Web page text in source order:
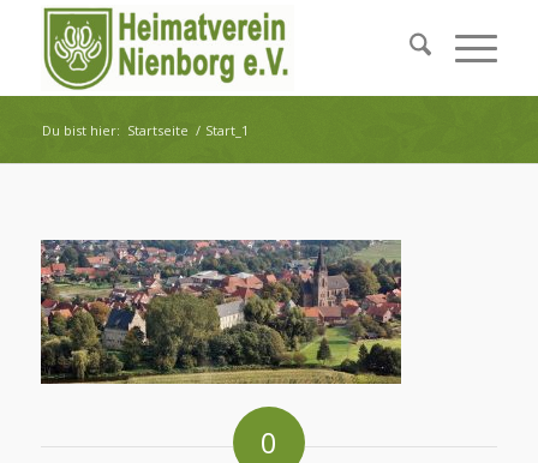
Du bist hier: Startseite / Start_1
0